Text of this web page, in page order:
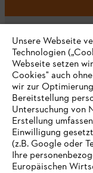
Unternehmen
Häufig
Unsere Webseite
Technologien
Webseite setzen
Cookies" auch
wir zur
Bereitstellung
Untersuchung von
Erstellung
Einwilligung
(z.B. Google oder
Ihre
Europäischen